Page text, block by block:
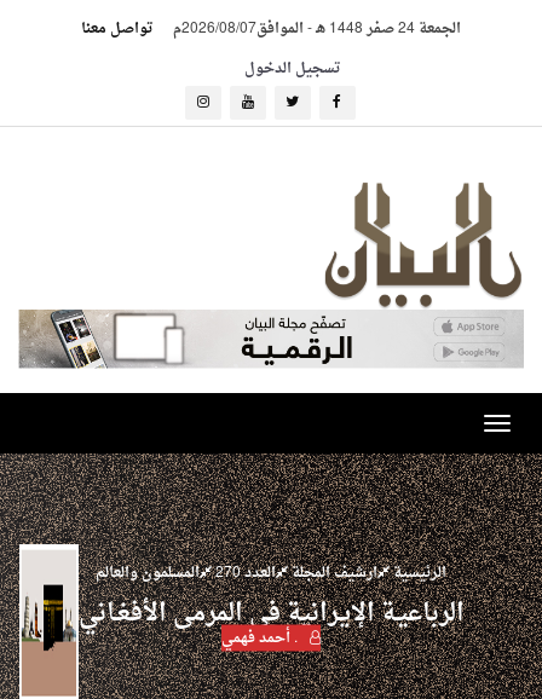
الجمعة 24 صفر 1448 هـ -الموافق2026/08/07م
تواصل معنا
تسجيل الدخول
Toggle
navigation
الرئيسية ارشيف المجلة العدد 270 المسلمون والعالم
الرباعيـة الإيـرانية في المرمى الأفغـاني
. أحمد فهمي